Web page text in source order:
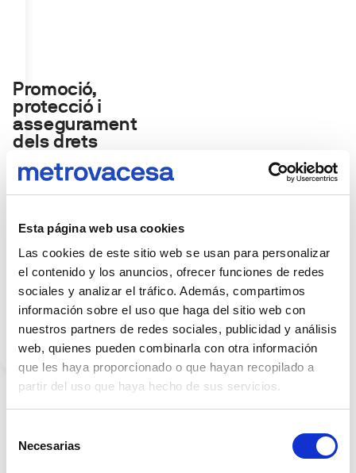
Esta página web usa cookies
Las cookies de este sitio web se usan para personalizar
el contenido y los anuncios, ofrecer funciones de redes
sociales y analizar el tráfico. Además, compartimos
información sobre el uso que haga del sitio web con
nuestros partners de redes sociales, publicidad y análisis
web, quienes pueden combinarla con otra información
que les haya proporcionado o que hayan recopilado a
partir del uso que haya hecho de sus servicios.
Necesarias
Promoció,
protecció i
assegurament
dels drets
humans
Garantia de
respecte i
dels drets
humans a
tota la
cadena de
valor,
promovent
pràctiques
ètiques i
transparents.